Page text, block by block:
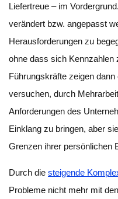
Liefertreue – im
verändert bzw. angepasst
Herausforderungen zu
ohne dass sich
Führungskräfte zeigen
versuchen, durch
Anforderungen des
Einklang zu bringen, aber
Grenzen ihrer persönlichen
Durch die steigende
Probleme nicht mehr mit